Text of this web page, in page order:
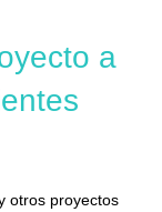
a
otros proyectos